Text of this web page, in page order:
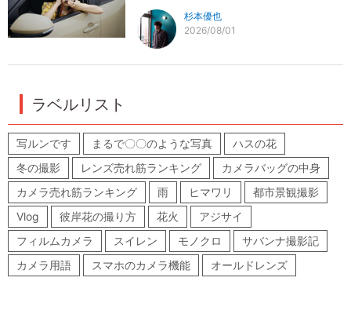
杉本優也
2026/08/01
ラベルリスト
写ルンです まるで〇〇のような写真
ハスの花
冬の撮影
レンズ売れ筋ランキング
カメラバッグの中身
カメラ売れ筋ランキング
雨 ヒマワリ
都市景観撮影
Vlog
彼岸花の撮り方 花火
アジサイ
フィルムカメラ
スイレン モノクロ
サバンナ撮影記
カメラ用語
スマホのカメラ機能 オールドレンズ